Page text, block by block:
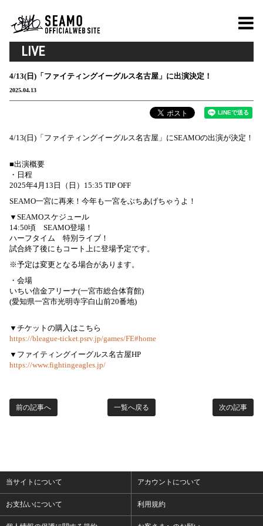
LIVE
4/13(日)「ファイティングイーグルス名古屋」に出演決定！
2025.04.13
4/13(日)「ファイティングイーグルス名古屋」にSEAMOの出演が決定！
■出演概要
・日程
2025年4月13日（日）15:35 TIP OFF
SEAMO一宮に再来！今年も一宮をぶちあげちゃうよ！
▼SEAMOスケジュール
14:50頃 SEAMO登場！
ハーフタイム 特別ライブ！
試合終了後にもコート上に登場予定です。
※予定は変更となる場合があります。
・会場
いちい信金アリーナ(一宮市総合体育館)
(愛知県一宮市光明寺字白山前20番地)
▼チケットの購入はこちら
https://bleague-ticket.psrv.jp/games/FE#home
▼ファイティングイーグルス名古屋HP
https://www.fightingeagles.jp/
次の記事
一覧へ戻る
前の記事へ
当サイトについて アカウントについて
お支払いについて 利用規約